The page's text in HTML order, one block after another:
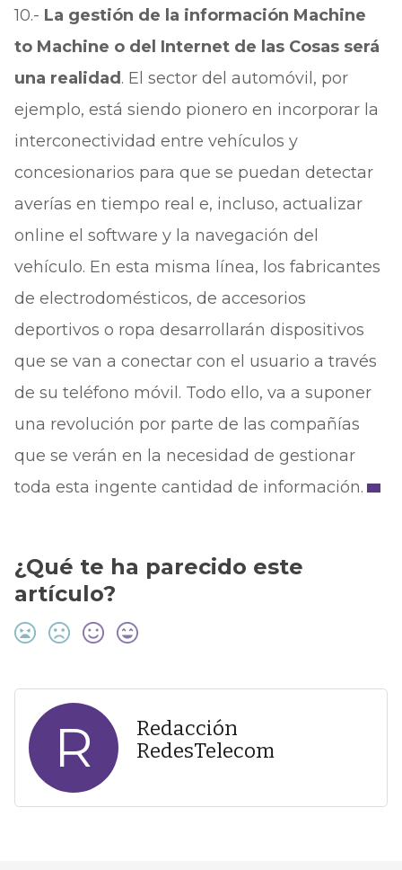
10.- La gestión de la información Machine
to Machine o del Internet de las Cosas será
una realidad. El sector del automóvil, por
ejemplo, está siendo pionero en incorporar la
interconectividad entre vehículos y
concesionarios para que se puedan detectar
averías en tiempo real e, incluso, actualizar
online el software y la navegación del
vehículo. En esta misma línea, los fabricantes
de electrodomésticos, de accesorios
deportivos o ropa desarrollarán dispositivos
que se van a conectar con el usuario a través
de su teléfono móvil. Todo ello, va a suponer
una revolución por parte de las compañías
que se verán en la necesidad de gestionar
toda esta ingente cantidad de información.
¿Qué te ha parecido este
artículo?
R
Redacción
RedesTelecom